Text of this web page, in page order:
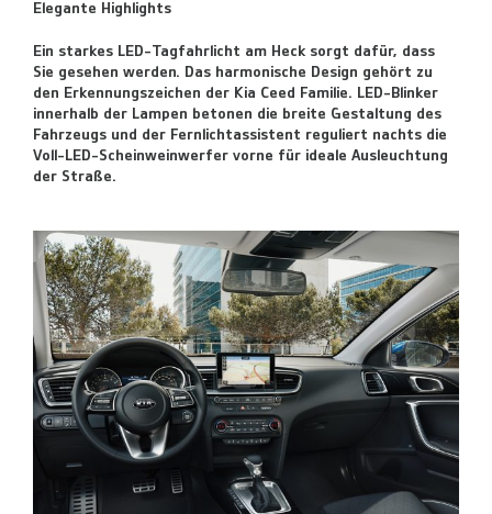
Elegante Highlights
Ein starkes LED-Tagfahrlicht am Heck sorgt dafür, dass
Sie gesehen werden. Das harmonische Design gehört zu
den Erkennungszeichen der Kia Ceed Familie. LED-Blinker
innerhalb der Lampen betonen die breite Gestaltung des
Fahrzeugs und der Fernlichtassistent reguliert nachts die
Voll-LED-Scheinweinwerfer vorne für ideale Ausleuchtung
der Straße.